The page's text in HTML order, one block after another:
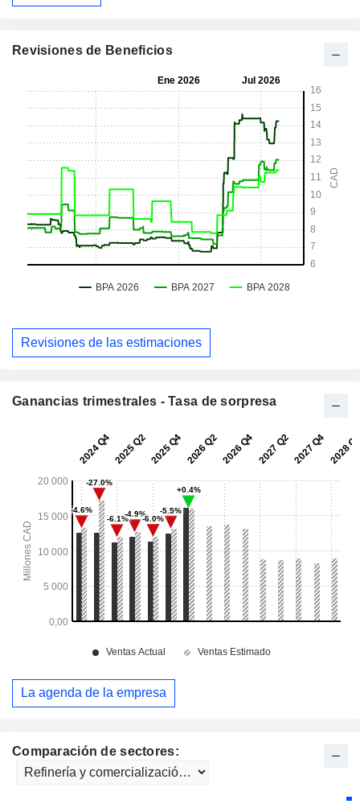
Comparación de sectores:
Revisiones de Beneficios
Revisiones de las estimaciones
Ganancias trimestrales - Tasa de sorpresa
La agenda de la empresa